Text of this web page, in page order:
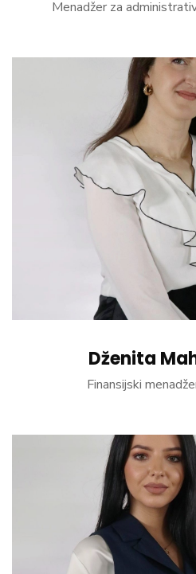
Menadžer za
Dženita
Finansijski